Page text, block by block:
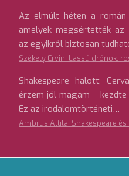
Az elmúlt héten a
amelyek megsértették
az egyikről biztosan
Székely Ervin: Lassú drónok,
Shakespeare halott;
érzem jól magam –
Ez az irodalomtörténeti…
Ambrus Attila: Shakespeare és